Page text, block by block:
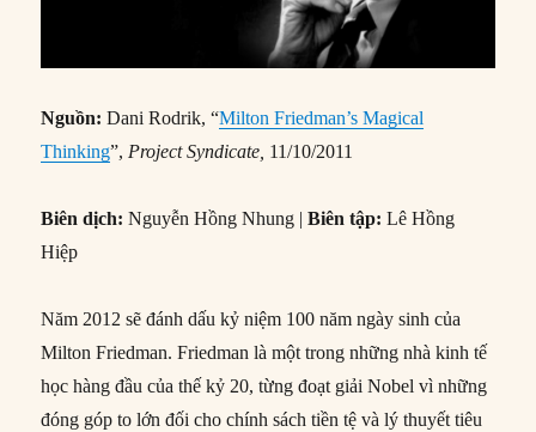
Nguồn:Dani Rodrik, “Milton Friedman’s Magical
Thinking”, Project Syndicate, 11/10/2011
Biên dịch:Nguyễn Hồng Nhung |Biên tập:Lê Hồng
Hiệp
Năm 2012 sẽ đánh dấu kỷ niệm 100 năm ngày sinh của
Milton Friedman. Friedman là một trong những nhà kinh tế
học hàng đầu của thế kỷ 20, từng đoạt giải Nobel vì những
đóng góp to lớn đối cho chính sách tiền tệ và lý thuyết tiêu